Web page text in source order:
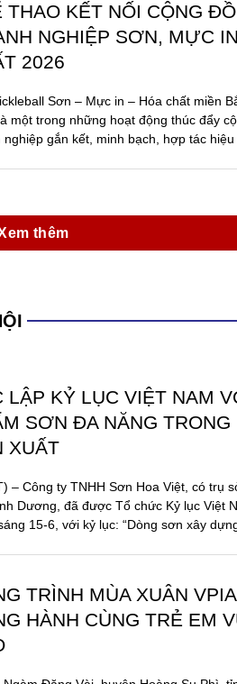
THAO KẾT NỐI CỘNG
NGHIỆP SƠN, MỰC
2026
Sơn – Mực in – Hóa chất miền
một trong những hoạt động thúc đẩy
nghiệp gắn kết, minh bạch, hợp tác hiệu
thêm
LẬP KỶ LỤC VIỆT NAM
SƠN ĐA NĂNG
XUẤT
– Công ty TNHH Sơn Hoa Việt, có trụ
Dương, đã được Tổ chức Kỷ lục Việt
15-6, với kỷ lục: “Dòng sơn xây
TRÌNH MÙA XUÂN
HÀNH CÙNG TRẺ EM